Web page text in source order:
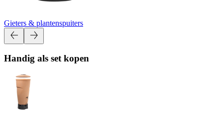
Gieters & plantenspuiters
Handig als set kopen